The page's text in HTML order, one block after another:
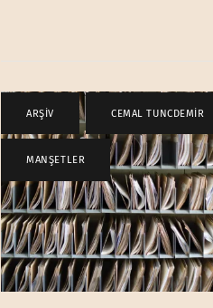
ARŞİV , CEMAL TUNCDEMİR
MANŞETLER